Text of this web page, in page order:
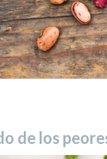
de los